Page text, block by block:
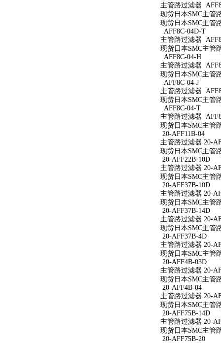
主管路过滤器
现货日本SMC主管
现货日本SMC主管
AFF8C-04D-T
主管路过滤器
现货日本SMC主管
AFF8C-04-H
主管路过滤器
现货日本SMC主管
AFF8C-04-J
主管路过滤器
现货日本SMC主管
AFF8C-04-T
主管路过滤器
现货日本SMC主管
20-AFF11B-04
主管路过滤器 20-
现货日本SMC主管
20-AFF22B-10D
主管路过滤器 20-
现货日本SMC主管
20-AFF37B-10D
主管路过滤器 20-
现货日本SMC主管
20-AFF37B-14D
主管路过滤器 20-
现货日本SMC主管
20-AFF37B-4D
主管路过滤器 20-
现货日本SMC主管
20-AFF4B-03D
主管路过滤器 20-
现货日本SMC主管
20-AFF4B-04
主管路过滤器 20-
现货日本SMC主管
20-AFF75B-14D
主管路过滤器 20-
现货日本SMC主管
20-AFF75B-20